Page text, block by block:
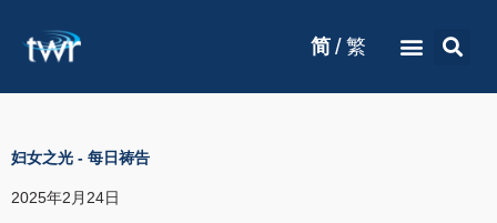
简 / 繁
妇女之光 - 每日祷告
2025年2月24日